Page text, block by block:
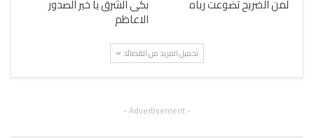
لمن الضريح تضوعت رياه بكى الشرق يا خير الصدور
الاعاظم
تحميل المزيد من القصائد
- Advertisement -